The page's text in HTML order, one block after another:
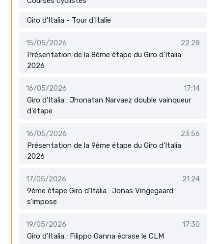
Giro d'Italia - Tour d'Italie
15/05/2026
22:28
Présentation de la 8ème étape du Giro d'Italia
2026
16/05/2026
17:14
Giro d'Italia : Jhonatan Narvaez double vainqueur
d'étape
16/05/2026
23:56
Présentation de la 9ème étape du Giro d'Italia
2026
17/05/2026
21:24
9ème étape Giro d'Italia : Jonas Vingegaard
s'impose
19/05/2026
17:30
Giro d’Italia : Filippo Ganna écrase le CLM